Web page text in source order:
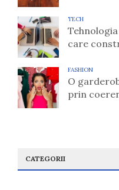
TECH
care
FASHION
O
prin
CATEGORII